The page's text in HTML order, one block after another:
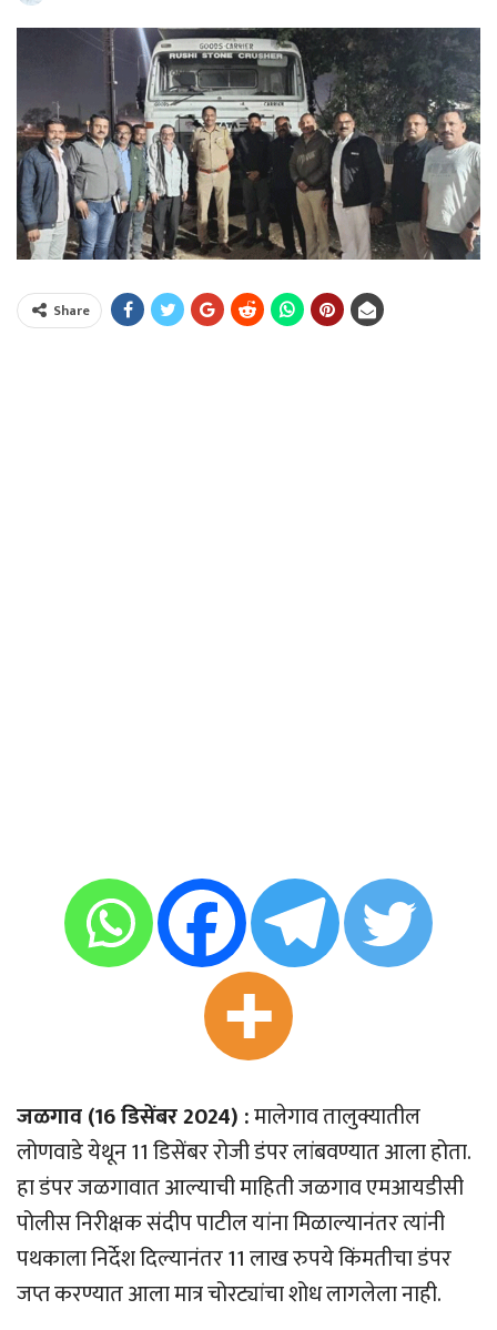
Share
जळगाव (16 डिसेंबर 2024) :मालेगाव तालुक्यातील
लोणवाडे येथून 11 डिसेंबर रोजी डंपर लांबवण्यात आला होता.
हा डंपर जळगावात आल्याची माहिती जळगाव एमआयडीसी
पोलीस निरीक्षक संदीप पाटील यांना मिळाल्यानंतर त्यांनी
पथकाला निर्देश दिल्यानंतर 11 लाख रुपये किंमतीचा डंपर
जप्त करण्यात आला मात्र चोरट्यांचा शोध लागलेला नाही.